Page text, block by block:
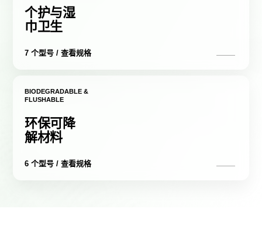
个护与湿
巾卫生
7 个型号 / 查看规格
BIODEGRADABLE &
FLUSHABLE
环保可降
解材料
6 个型号 / 查看规格